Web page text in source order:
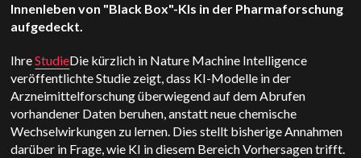
Innenleben von "Black Box"-KIs in der Pharmaforschung
aufgedeckt.
IhreStudieDie kürzlich in Nature Machine Intelligence
veröffentlichte Studie zeigt, dass KI-Modelle in der
Arzneimittelforschung überwiegend auf dem Abrufen
vorhandener Daten beruhen, anstatt neue chemische
Wechselwirkungen zu lernen. Dies stellt bisherige Annahmen
darüber in Frage, wie KI in diesem Bereich Vorhersagen trifft.